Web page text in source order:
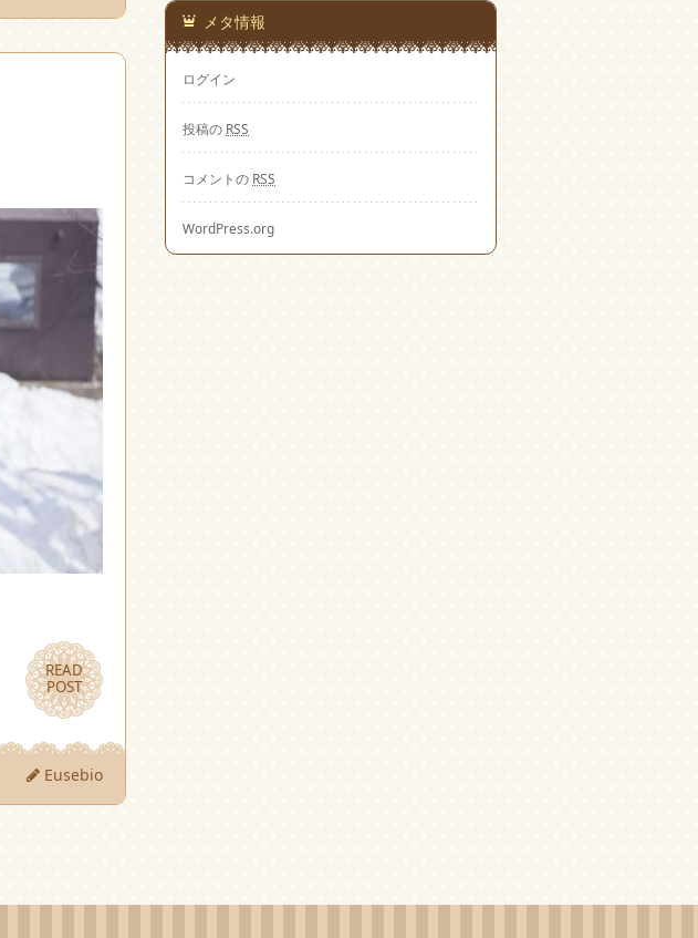
READ
POST
READ
POST
Eusebio
メタ情報
ログイン
投稿の RSS
コメントの RSS
WordPress.org